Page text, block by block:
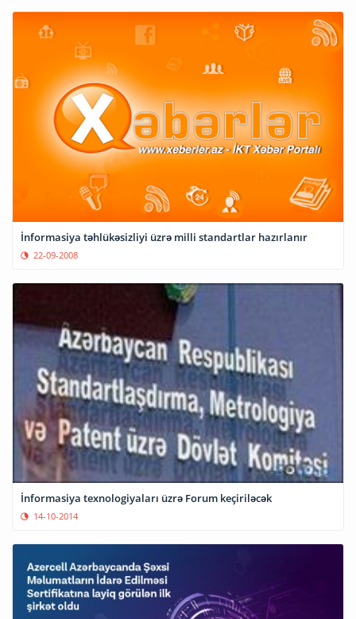
İnformasiya təhlükəsizliyi üzrə milli standartlar hazırlanır
22-09-2008
İnformasiya texnologiyaları üzrə Forum keçiriləcək
14-10-2014